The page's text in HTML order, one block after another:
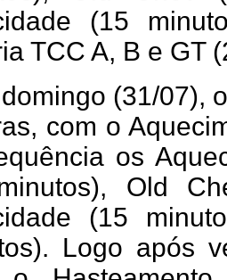
(15
TCC A, B e GT
(31/07),
com o
os
Old
(15
Logo após